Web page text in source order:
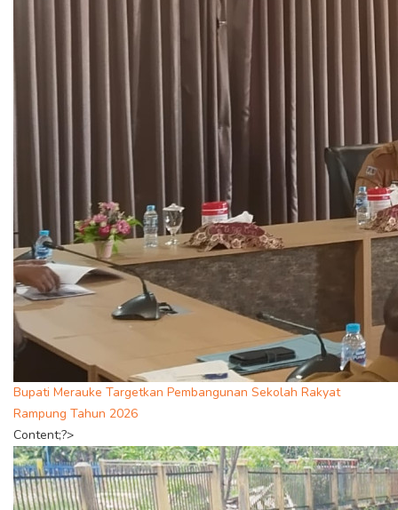
Bupati Merauke Targetkan Pembangunan Sekolah Rakyat
Rampung Tahun 2026
Content;?>